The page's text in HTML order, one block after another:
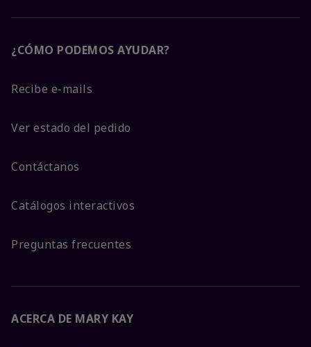
¿CÓMO PODEMOS AYUDAR?
Recibe e-mails
Ver estado del pedido
Contáctanos
Catálogos interactivos
Preguntas frecuentes
ACERCA DE MARY KAY